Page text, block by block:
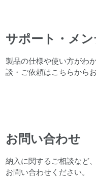
サポート・メ
製品の仕様や使い方がわ
談・ご依頼はこちらから
お問い合わせ
納入に関するご相談など
お問い合わせください。